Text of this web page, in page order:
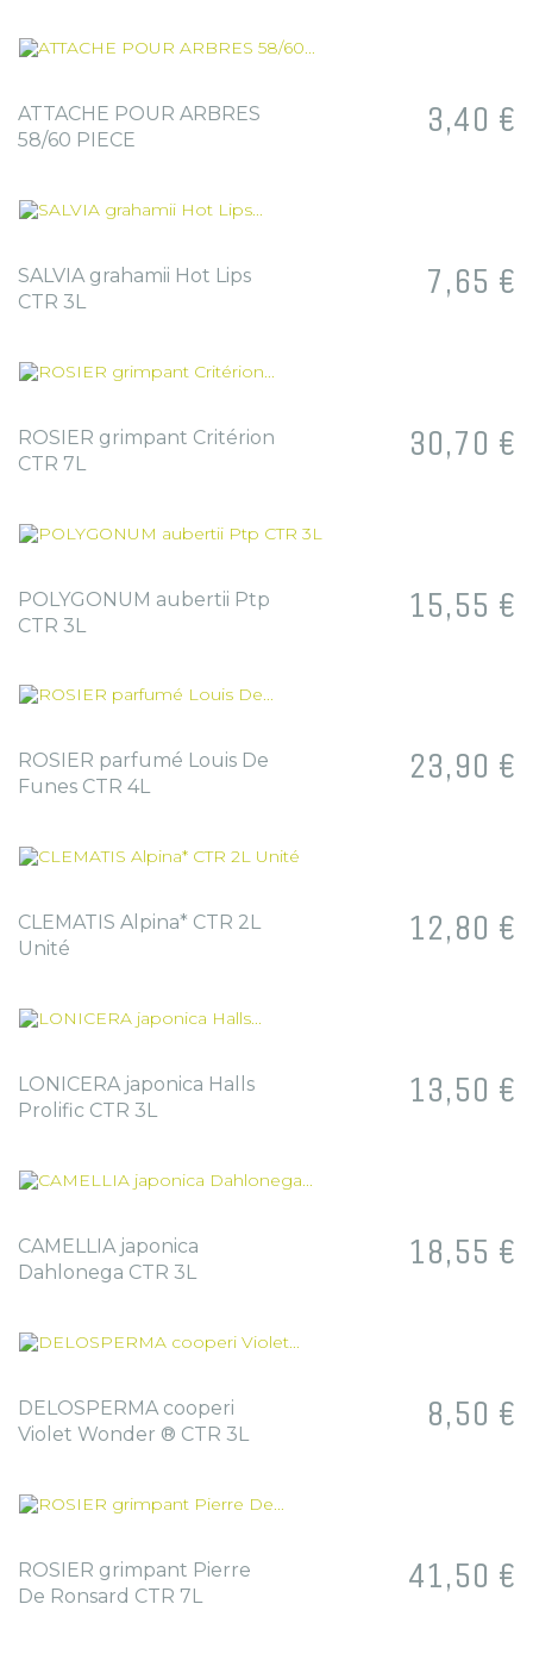
ATTACHE POUR ARBRES
58/60 PIECE
Prix
3,40 €
SALVIA grahamii Hot Lips
CTR 3L
Prix
7,65 €
ROSIER grimpant Critérion
CTR 7L
Prix
30,70 €
POLYGONUM aubertii Ptp
CTR 3L
Prix
15,55 €
ROSIER parfumé Louis De
Funes CTR 4L
Prix
23,90 €
CLEMATIS Alpina* CTR 2L
Unité
Prix
12,80 €
LONICERA japonica Halls
Prolific CTR 3L
Prix
13,50 €
CAMELLIA japonica
Dahlonega CTR 3L
Prix
18,55 €
DELOSPERMA cooperi
Violet Wonder ® CTR 3L
Prix
8,50 €
ROSIER grimpant Pierre
De Ronsard CTR 7L
Prix
41,50 €